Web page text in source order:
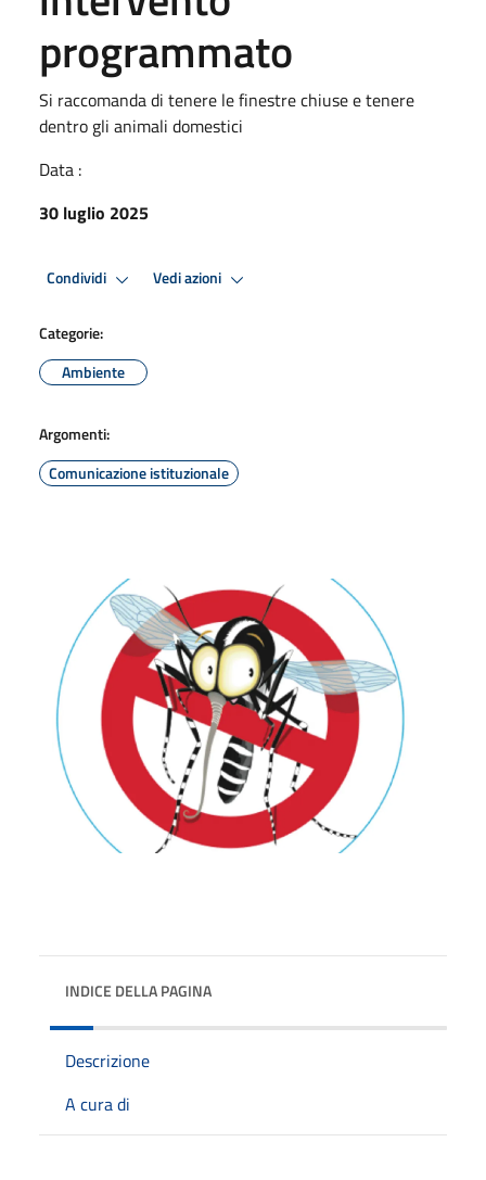
programmato
Si raccomanda di tenere le finestre chiuse e tenere
dentro gli animali domestici
Data :
30 luglio 2025
Condividi Vedi azioni
Categorie:
Ambiente
Argomenti:
Comunicazione istituzionale
INDICE DELLA PAGINA
Descrizione
A cura di